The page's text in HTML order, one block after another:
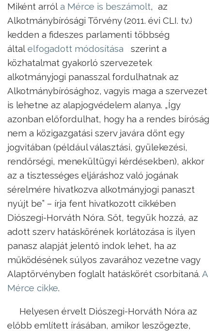
Miként arról a Mérce is beszámolt, az
Alkotmánybírósági Törvény (2011. évi CLI. tv.)
kedden a fideszes parlamenti többség
által elfogadott módosítása szerint a
közhatalmat gyakorló szervezetek
alkotmányjogi panasszal fordulhatnak az
Alkotmánybírósághoz, vagyis maga a szervezet
is lehetne az alapjogvédelem alanya. „Így
azonban előfordulhat, hogy ha a rendes bíróság
nem a közigazgatási szerv javára dönt egy
jogvitában (például választási, gyülekezési,
rendőrségi, menekültügyi kérdésekben), akkor
az a tisztességes eljáráshoz való jogának
sérelmére hivatkozva alkotmányjogi panaszt
nyújt be” – írja fent hivatkozott cikkében
Diószegi-Horváth Nóra. Sőt, tegyük hozzá, az
adott szerv hatáskörének korlátozása is ilyen
panasz alapját jelentő indok lehet, ha az
működésének súlyos zavarához vezetne vagy
Alaptörvényben foglalt hatáskörét csorbítaná. A
Mérce cikke.
Helyesen érvelt Diószegi-Horváth Nóra az
előbb említett írásában, amikor leszögezte,